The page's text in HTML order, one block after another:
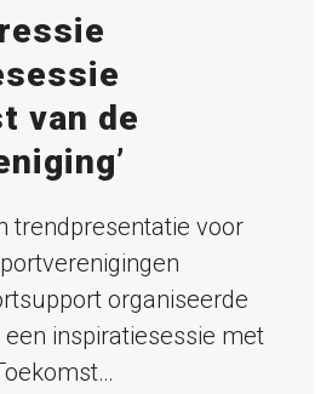
van de
trendpresentatie voor
organiseerde
inspiratiesessie met